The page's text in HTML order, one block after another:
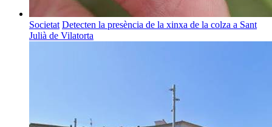
Societat Detecten la presència de la xinxa de la colza a Sant
Julià de Vilatorta